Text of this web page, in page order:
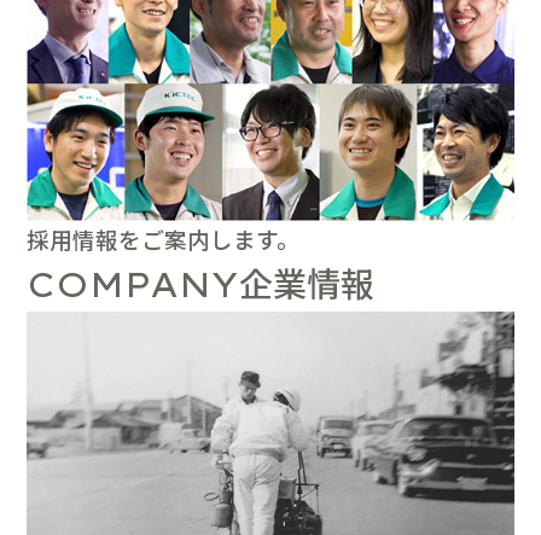
採用情報をご案内します。
COMPANY企業情報